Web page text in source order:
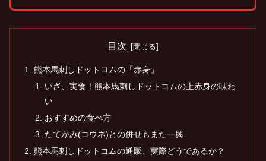
目次
熊本馬刺しドットコムの「赤身」
いざ、実食！熊本馬刺しドットコムの上赤身の味わ
い
おすすめの食べ方
たてがみ(コウネ)との併せもまた一興
熊本馬刺しドットコムの通販、実際どうであるか？